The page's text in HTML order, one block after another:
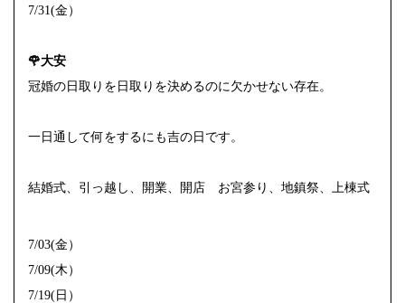
7/31(金）
🌹大安
冠婚の日取りを日取りを決めるのに欠かせない存在。
一日通して何をするにも吉の日です。
結婚式、引っ越し、開業、開店 お宮参り、地鎮祭、上棟式
7/03(金）
7/09(木）
7/19(日）